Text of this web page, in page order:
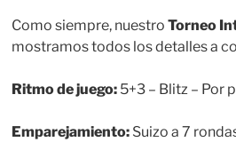
Como siempre, nuestro Torneo
mostramos todos los detalles a
Ritmo de juego: 5+3 – Blitz – Por
Emparejamiento: Suizo a 7